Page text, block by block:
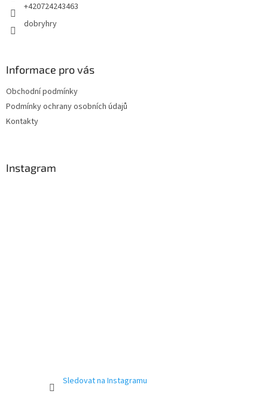
+420724243463
dobryhry
Informace pro vás
Obchodní podmínky
Podmínky ochrany osobních údajů
Kontakty
Instagram
Sledovat na Instagramu